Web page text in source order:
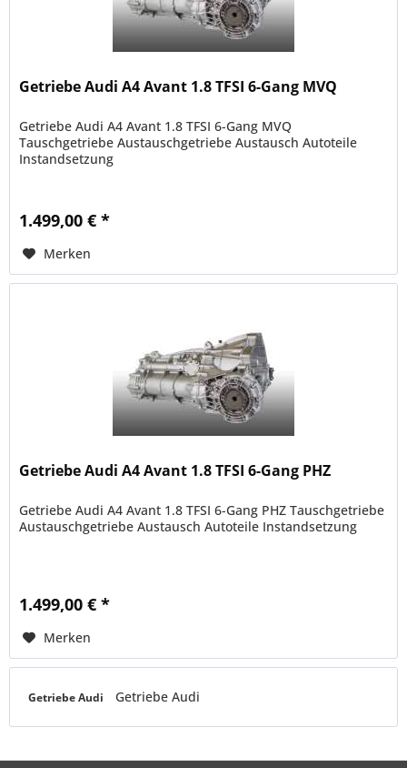
Getriebe Audi A4 Avant 1.8 TFSI 6-Gang MVQ
Getriebe Audi A4 Avant 1.8 TFSI 6-Gang MVQ
Tauschgetriebe Austauschgetriebe Austausch Autoteile
Instandsetzung
1.499,00 € *
Merken
Getriebe Audi A4 Avant 1.8 TFSI 6-Gang PHZ
Getriebe Audi A4 Avant 1.8 TFSI 6-Gang PHZ Tauschgetriebe
Austauschgetriebe Austausch Autoteile Instandsetzung
1.499,00 € *
Merken
Getriebe Audi Getriebe Audi